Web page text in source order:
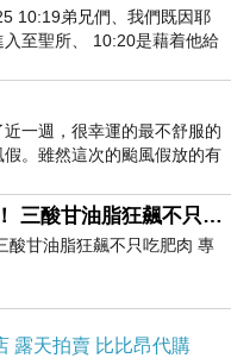
10:19弟兄們、我們既因耶
至聖所、 10:20是藉着他給
的路從幔子經過
一週，很幸運的最不舒服的
。雖然這次的颱風假放的有
但這也是最想要的
健康網》別怪錯！ 三酸甘油脂狂飆不只吃肥肉 專家點名1物更該戒
酸甘油脂狂飆不只吃肥肉 專
article/breakingnews/
露天拍賣 比比昂代購